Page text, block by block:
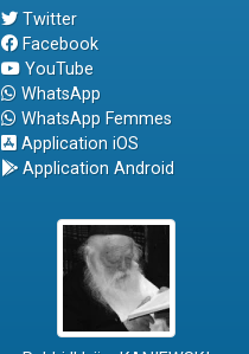
Twitter
Facebook
YouTube
WhatsApp
WhatsApp Femmes
Application iOS
Application Android